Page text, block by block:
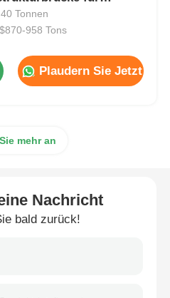
Güterverkehrsnetze
Tonnen
958 Tons
Plaudern Sie Jetzt
mehr an
Nachricht
bald zurück!